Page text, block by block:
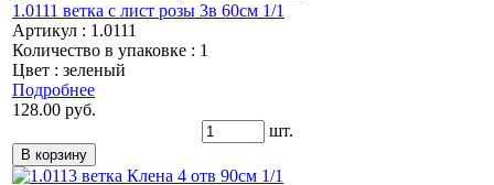
1.0111 ветка с лист розы 3в 60см 1/1
Артикул : 1.0111
Количество в упаковке : 1
Цвет : зеленый
Подробнее
128.00 руб.
шт.